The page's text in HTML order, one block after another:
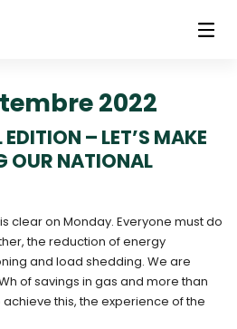
2022
– LET’S MAKE
OUR NATIONAL
clear on Monday. Everyone must do
the reduction of energy
and load shedding. We are
of savings in gas and more than
this, the experience of the